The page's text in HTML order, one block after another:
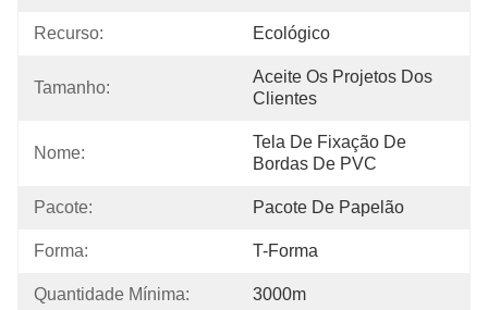
Recurso: Ecológico
Tamanho:
Aceite Os Projetos Dos
Clientes
Nome:
Tela De Fixação De
Bordas De PVC
Pacote: Pacote De Papelão
Forma: T-Forma
Quantidade Mínima: 3000m